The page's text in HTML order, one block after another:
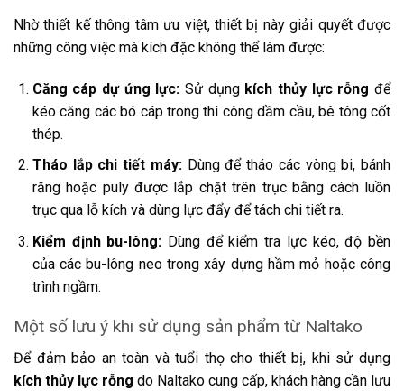
Nhờ thiết kế thông tâm ưu việt, thiết bị này giải quyết được
những công việc mà kích đặc không thể làm được:
Căng cáp dự ứng lực: Sử dụng kích thủy lực rỗng để
kéo căng các bó cáp trong thi công dầm cầu, bê tông cốt
thép.
Tháo lắp chi tiết máy:Dùng để tháo các vòng bi, bánh
răng hoặc puly được lắp chặt trên trục bằng cách luồn
trục qua lỗ kích và dùng lực đẩy để tách chi tiết ra.
Kiểm định bu-lông: Dùng để kiểm tra lực kéo, độ bền
của các bu-lông neo trong xây dựng hầm mỏ hoặc công
trình ngầm.
Một số lưu ý khi sử dụng sản phẩm từ Naltako
Để đảm bảo an toàn và tuổi thọ cho thiết bị, khi sử dụng
kích thủy lực rỗng do Naltako cung cấp, khách hàng cần lưu